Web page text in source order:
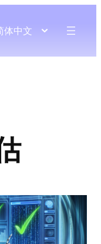
体中文